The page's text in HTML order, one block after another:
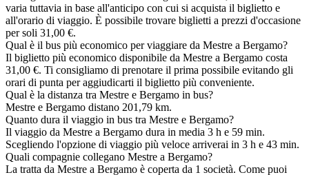
varia tuttavia in base all'anticipo con cui si acquista il biglietto e
all'orario di viaggio. È possibile trovare biglietti a prezzi d'occasione
per soli 31,00 €.
Qual è il bus più economico per viaggiare da Mestre a Bergamo?
Il biglietto più economico disponibile da Mestre a Bergamo costa
31,00 €. Ti consigliamo di prenotare il prima possibile evitando gli
orari di punta per aggiudicarti il biglietto più conveniente.
Qual è la distanza tra Mestre e Bergamo in bus?
Mestre e Bergamo distano 201,79 km.
Quanto dura il viaggio in bus tra Mestre e Bergamo?
Il viaggio da Mestre a Bergamo dura in media 3 h e 59 min.
Scegliendo l'opzione di viaggio più veloce arriverai in 3 h e 43 min.
Quali compagnie collegano Mestre a Bergamo?
La tratta da Mestre a Bergamo è coperta da 1 società. Come puoi